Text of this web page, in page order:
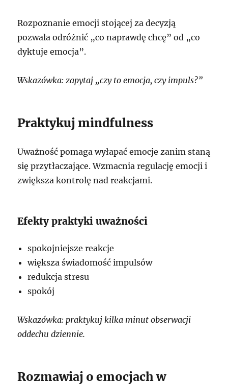
Rozpoznanie emocji stojącej za decyzją
pozwala odróżnić „co naprawdę chcę” od „co
dyktuje emocja”.
Wskazówka: zapytaj „czy to emocja, czy impuls?”
Praktykuj mindfulness
Uważność pomaga wyłapać emocje zanim staną
się przytłaczające. Wzmacnia regulację emocji i
zwiększa kontrolę nad reakcjami.
Efekty praktyki uważności
spokojniejsze reakcje
większa świadomość impulsów
redukcja stresu
spokój
Wskazówka: praktykuj kilka minut obserwacji
oddechu dziennie.
Rozmawiaj o emocjach w